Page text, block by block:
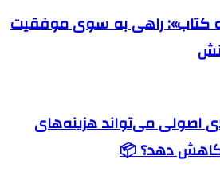
کتاب»: راهی به سوی موفقیت
اصولی می‌تواند هزینه‌های
دهد؟ 📦